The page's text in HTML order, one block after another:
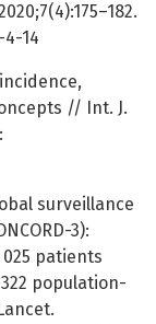
14
// Int. J.
surveillance
3):
patients
population-